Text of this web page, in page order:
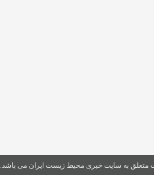
متعلق به سایت خبری محیط زیست ایران می باشد.